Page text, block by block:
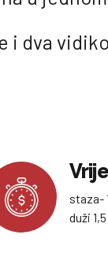
dva
staza-
duži